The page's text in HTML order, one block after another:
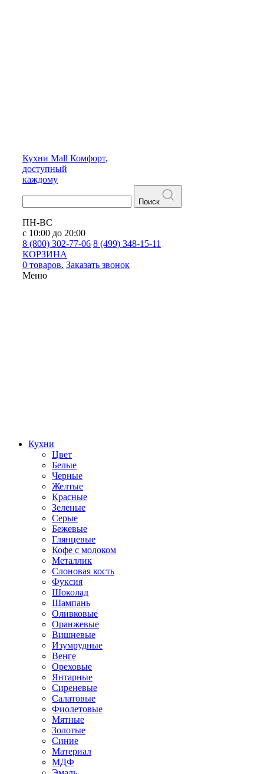
Кухни Mall Комфорт,
доступный
каждому
Поиск
ПН-ВС
с 10:00 до 20:00
8 (800) 302-77-06 8 (499) 348-15-11
КОРЗИНА
0 товаров. Заказать звонок
Меню
Кухни
Цвет
Белые
Черные
Желтые
Красные
Зеленые
Серые
Бежевые
Глянцевые
Кофе с молоком
Металлик
Слоновая кость
Фуксия
Шоколад
Шампань
Оливковые
Оранжевые
Вишневые
Изумрудные
Венге
Ореховые
Янтарные
Сиреневые
Салатовые
Фиолетовые
Мятные
Золотые
Синие
Материал
МДФ